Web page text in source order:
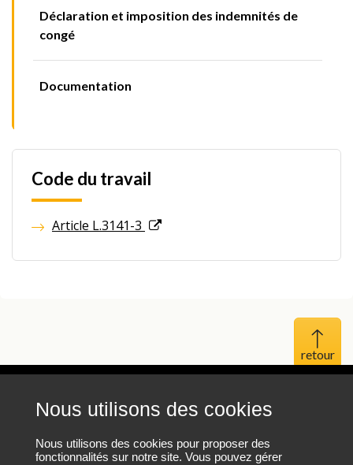
Nous utilisons des cookies
Nous utilisons des cookies pour proposer des
fonctionnalités sur notre site. Vous pouvez gérer
Déclaration et imposition des indemnités de
congé
Documentation
Code du travail
Article L.3141-3
Haut
Mentions légales
Protection des données personnelles